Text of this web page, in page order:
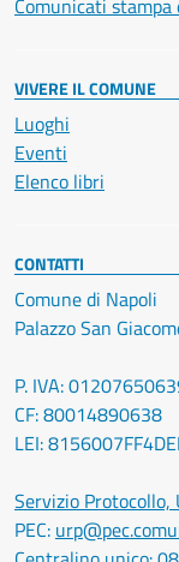
Comunicati stampa
VIVERE IL COMUNE
Luoghi
Eventi
Elenco libri
CONTATTI
Comune di Napoli
Palazzo San
P. IVA:
CF: 80014890638
LEI:
Servizio Protocollo,
PEC: